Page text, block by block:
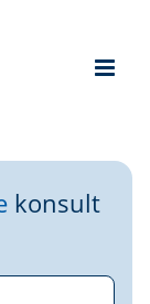
konsult